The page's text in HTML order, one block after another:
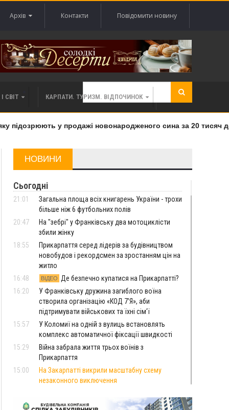
Архів Контакти Повідомити новину
СВІТ КАРПАТИ. ТУРИЗМ. ВІДПОЧИНОК
у продажі новонародженого сина за 20 тисяч
НОВИНИ
Сьогодні
21:01
Загальна площа всіх книгарень України - трохи
більше ніж 6 футбольних полів
20:47
На "зебрі" у Франківську два мотоциклісти
збили жінку
18:55
Прикарпаття серед лідерів за будівництвом
новобудов і рекордсмен за зростанням цін на
житло
16:48
ВІДЕО
Де безпечно купатися на Прикарпатті?
16:20
У Франківську дружина загиблого воїна
створила організацію «КОД 7'Я», аби
підтримувати військових та їхні сім'ї
15:57
У Коломиї на одній з вулиць встановлять
комплекс автоматичної фіксації швидкості
15:29
Війна забрала життя трьох воїнів з
Прикарпаття
15:00
На Закарпатті викрили масштабну схему
незаконного виключення
14:31
«Багато питань буде знято». На громадських